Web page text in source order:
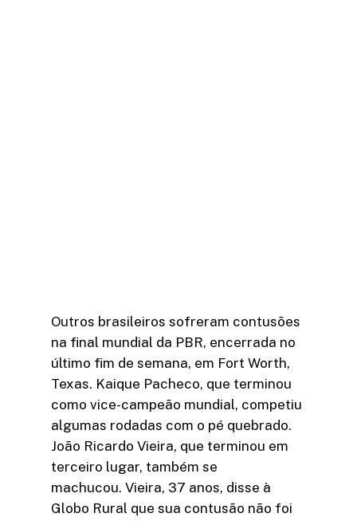
Outros brasileiros sofreram contusões
na final mundial da PBR, encerrada no
último fim de semana, em Fort Worth,
Texas. Kaique Pacheco, que terminou
como vice-campeão mundial, competiu
algumas rodadas com o pé quebrado.
João Ricardo Vieira, que terminou em
terceiro lugar, também se
machucou. Vieira, 37 anos, disse à
Globo Rural que sua contusão não foi